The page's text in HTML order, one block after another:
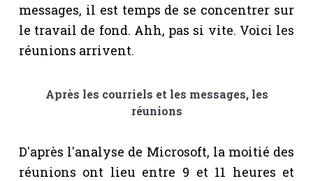
messages, il est temps de se concentrer sur
le travail de fond. Ahh, pas si vite. Voici les
réunions arrivent.
Après les courriels et les messages, les
réunions
D'après l'analyse de Microsoft, la moitié des
réunions ont lieu entre 9 et 11 heures et